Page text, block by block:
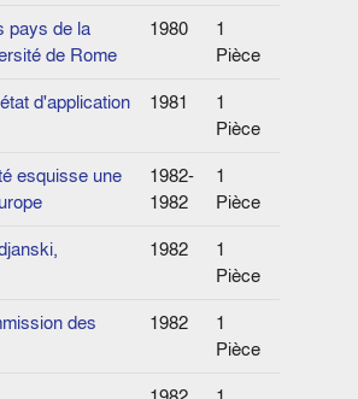
pays de la
de Rome
1980
1
Pièce
d'application
1981
1
Pièce
esquisse une
1982-
1982
1
Pièce
1982
1
Pièce
des
1982
1
Pièce